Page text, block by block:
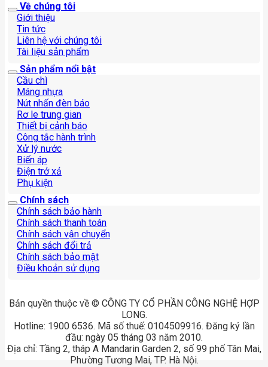
Về chúng tôi
Giới thiệu
Tin tức
Liên hệ với chúng tôi
Tài liệu sản phẩm
Sản phẩm nổi bật
Cầu chì
Máng nhựa
Nút nhấn đèn báo
Rơ le trung gian
Thiết bị cảnh báo
Công tắc hành trình
Xử lý nước
Biến áp
Điện trở xả
Phụ kiện
Chính sách
Chính sách bảo hành
Chính sách thanh toán
Chính sách vận chuyển
Chính sách đổi trả
Chính sách bảo mật
Điều khoản sử dụng
Bản quyền thuộc về © CÔNG TY CỔ PHẦN CÔNG NGHỆ HỢP
LONG.
Hotline: 1900 6536. Mã số thuế: 0104509916. Đăng ký lần
đầu: ngày 05 tháng 03 năm 2010.
Địa chỉ: Tầng 2, tháp A Mandarin Garden 2, số 99 phố Tân Mai,
Phường Tương Mai, TP. Hà Nội.